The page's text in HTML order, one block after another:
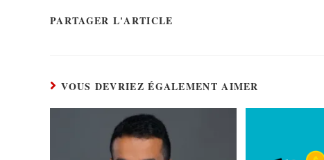
PARTAGER L'ARTICLE
VOUS DEVRIEZ ÉGALEMENT AIMER